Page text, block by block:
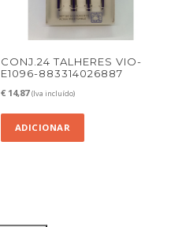
CONJ.24 TALHERES VIO-
E1096-883314026887
€ 14,87 (Iva incluído)
ADICIONAR